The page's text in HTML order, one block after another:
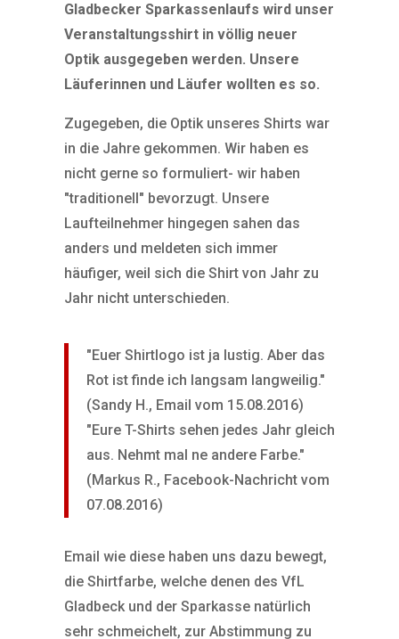
Gladbecker Sparkassenlaufs wird unser
Veranstaltungsshirt in völlig neuer
Optik ausgegeben werden. Unsere
Läuferinnen und Läufer wollten es so.
Zugegeben, die Optik unseres Shirts war
in die Jahre gekommen. Wir haben es
nicht gerne so formuliert- wir haben
"traditionell" bevorzugt. Unsere
Laufteilnehmer hingegen sahen das
anders und meldeten sich immer
häufiger, weil sich die Shirt von Jahr zu
Jahr nicht unterschieden.
"Euer Shirtlogo ist ja lustig. Aber das
Rot ist finde ich langsam langweilig."
(Sandy H., Email vom 15.08.2016)
"Eure T-Shirts sehen jedes Jahr gleich
aus. Nehmt mal ne andere Farbe."
(Markus R., Facebook-Nachricht vom
07.08.2016)
Email wie diese haben uns dazu bewegt,
die Shirtfarbe, welche denen des VfL
Gladbeck und der Sparkasse natürlich
sehr schmeichelt, zur Abstimmung zu